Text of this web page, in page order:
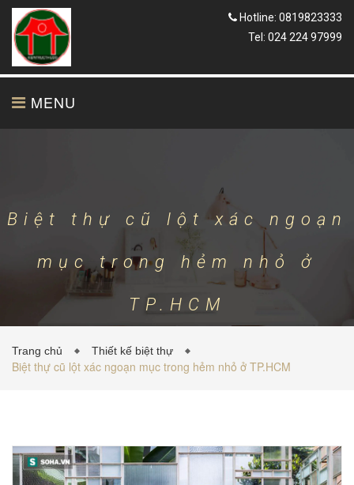
Hotline: 0819823333
Tel: 024 224 97999
MENU
THIẾT KẾ
BÁO GIÁ TUYỂN DỤNG LIÊN HỆ
Biệt thự cũ lột xác ngoạn
mục trong hẻm nhỏ ở
TP.HCM
Trang chủ Thiết kế biệt thự
Biệt thự cũ lột xác ngoạn mục trong hẻm nhỏ ở TP.HCM